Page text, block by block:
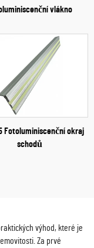
vlákno
Fotoluminiscenční okraj
schodů
výhod, které je
Za prvé